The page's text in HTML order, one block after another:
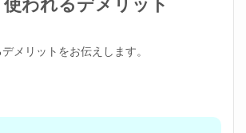
メリットをお伝えします。